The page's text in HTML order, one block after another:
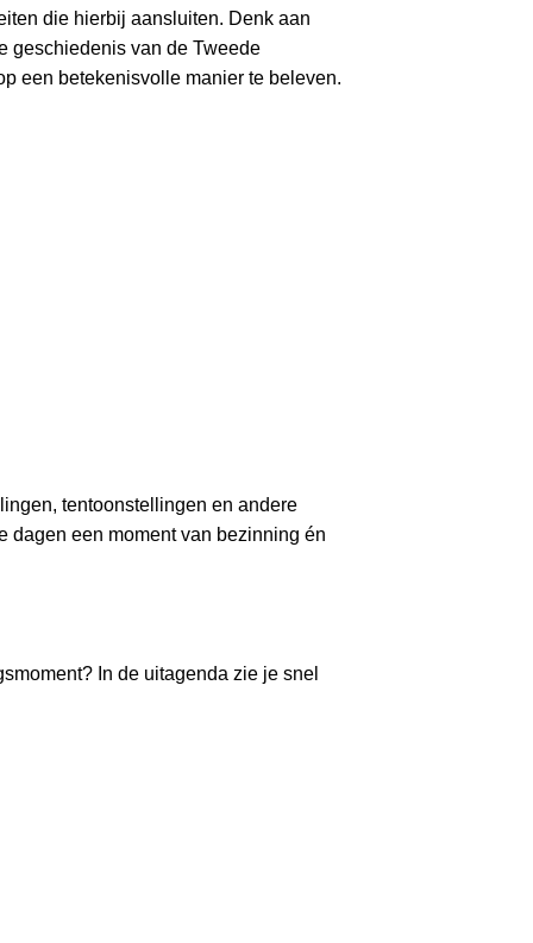
die hierbij aansluiten. Denk aan
geschiedenis van de Tweede
een betekenisvolle manier te beleven.
tentoonstellingen en andere
dagen een moment van bezinning én
In de uitagenda zie je snel